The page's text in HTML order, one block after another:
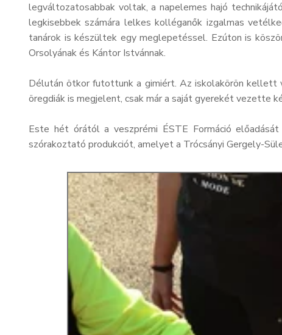
legváltozatosabbak voltak, a napelemes hajó
legkisebbek számára lelkes kolléganők izgalmas
tanárok is készültek egy meglepetéssel. Ezúton is
Orsolyának és Kántor Istvánnak.
Délután ötkor futottunk a gimiért. Az iskolakörön kellett
öregdiák is megjelent, csak már a saját gyerekét vezette
Este hét órától a veszprémi ÉSTE Formáció
szórakoztató produkciót, amelyet a Trócsányi Gergely-